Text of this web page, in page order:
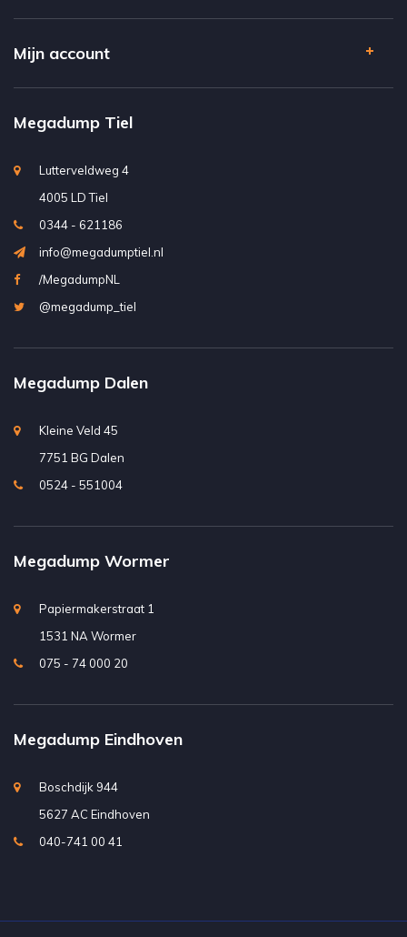
Mijn account
Megadump Tiel
Lutterveldweg 4
4005 LD Tiel
0344 - 621186
info@megadumptiel.nl
/MegadumpNL
@megadump_tiel
Megadump Dalen
Kleine Veld 45
7751 BG Dalen
0524 - 551004
Megadump Wormer
Papiermakerstraat 1
1531 NA Wormer
075 - 74 000 20
Megadump Eindhoven
Boschdijk 944
5627 AC Eindhoven
040-741 00 41